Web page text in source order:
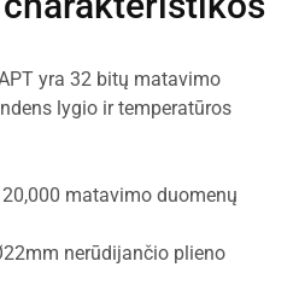
yra 32 bitų matavimo
lygio ir temperatūros
matavimo duomenų
nerūdijančio plieno